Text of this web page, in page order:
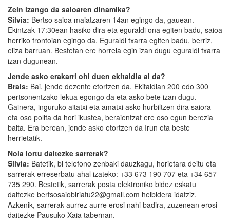
Zein izango da saioaren dinamika?
Silvia: Bertso saioa maiatzaren 14an egingo da, gauean.
Ekintzak 17:30ean hasiko dira eta eguraldi ona egiten badu, saioa
herriko frontoian egingo da. Eguraldi txarra egiten badu, berriz,
eliza barruan. Bestetan ere horrela egin izan dugu eguraldi txarra
izan dugunean.
Jende asko erakarri ohi duen ekitaldia al da?
Brais: Bai, jende dezente etortzen da. Ekitaldian 200 edo 300
pertsonentzako lekua egongo da eta asko bete izan dugu.
Gainera, inguruko aitatxi eta amatxi asko hurbiltzen dira saiora
eta oso polita da hori ikustea, beraientzat ere oso egun berezia
baita. Era berean, jende asko etortzen da Irun eta beste
herrietatik.
Nola lortu daitezke sarrerak?
Silvia: Batetik, bi telefono zenbaki dauzkagu, horietara deitu eta
sarrerak erreserbatu ahal izateko: +33 673 190 707 eta +34 657
735 290. Bestetik, sarrerak posta elektroniko bidez eskatu
daitezke bertsosaiobiriatu22@gmail.com helbidera idatziz.
Azkenik, sarrerak aurrez aurre erosi nahi badira, zuzenean erosi
daitezke Pausuko Xaia tabernan.